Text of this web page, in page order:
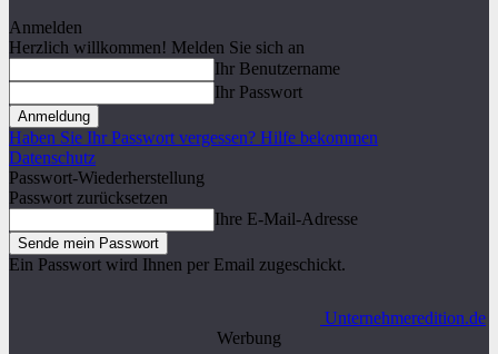
Anmelden
Herzlich willkommen! Melden Sie sich an
Ihr Benutzername
Ihr Passwort
Haben Sie Ihr Passwort vergessen? Hilfe bekommen
Datenschutz
Passwort-Wiederherstellung
Passwort zurücksetzen
Ihre E-Mail-Adresse
Ein Passwort wird Ihnen per Email zugeschickt.
Unternehmeredition.de
Werbung